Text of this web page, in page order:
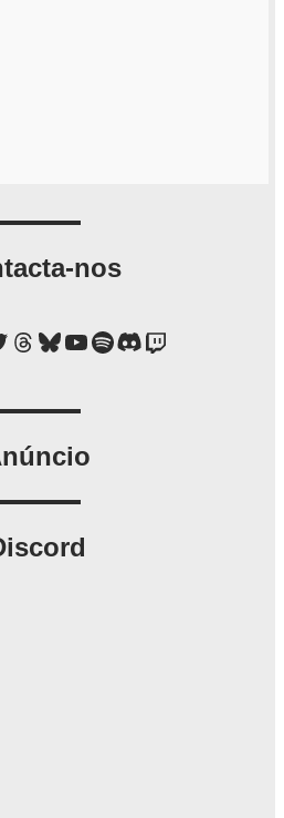
nos
Threads Bluesky YouTube Spotify Discord Twitch